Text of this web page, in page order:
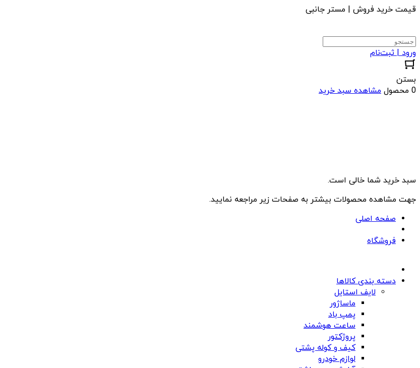
قیمت خرید فروش | مستر جانبی
ورود | ثبت‌نام
بستن
0 محصول
مشاهده سبد خرید
سبد خرید شما خالی است.
جهت مشاهده محصولات بیشتر به صفحات زیر مراجعه نمایید.
صفحه اصلی
فروشگاه
دسته بندی کالاها
لایف استایل
ماساژور
پمپ باد
ساعت هوشمند
پروژکتور
کیف و کوله پشتی
لوازم خودرو